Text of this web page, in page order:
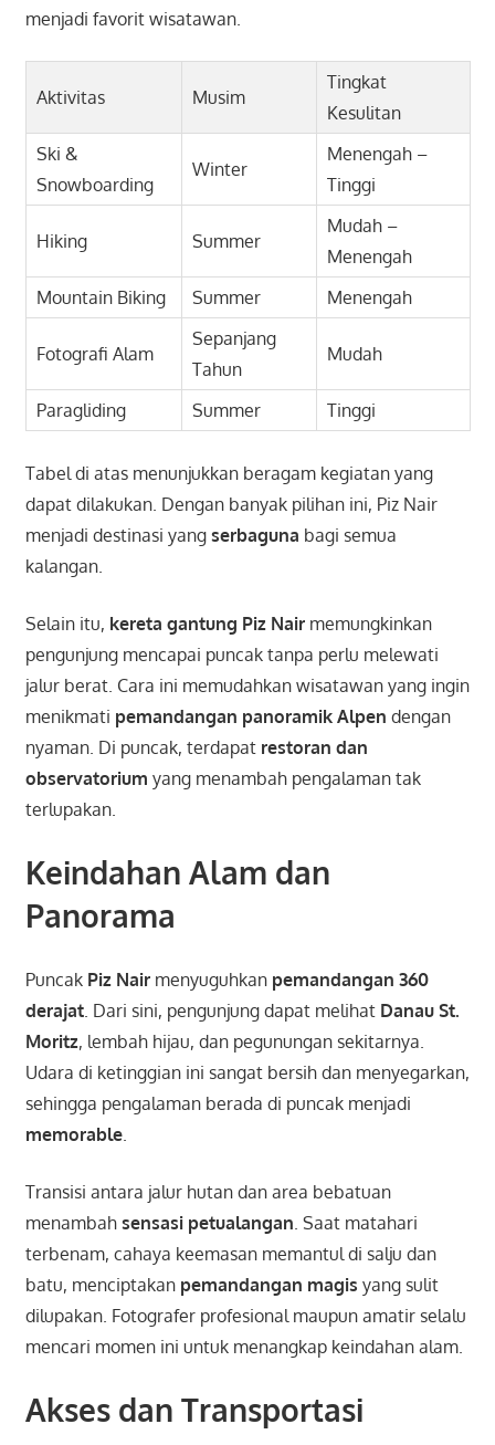
menjadi favorit wisatawan.
Aktivitas Musim
Tingkat
Kesulitan
Ski &
Snowboarding
Winter
Menengah –
Tinggi
Hiking Summer
Mudah –
Menengah
Mountain Biking
Summer Menengah
Fotografi Alam
Sepanjang
Tahun
Mudah
Paragliding Summer Tinggi
Tabel di atas menunjukkan beragam kegiatan yang
dapat dilakukan. Dengan banyak pilihan ini, Piz Nair
menjadi destinasi yang serbaguna bagi semua
kalangan.
Selain itu, kereta gantung Piz Nairmemungkinkan
pengunjung mencapai puncak tanpa perlu melewati
jalur berat. Cara ini memudahkan wisatawan yang ingin
menikmati pemandangan panoramik Alpen dengan
nyaman. Di puncak, terdapat restoran dan
observatorium yang menambah pengalaman tak
terlupakan.
Keindahan Alam dan
Panorama
Puncak Piz Nairmenyuguhkan pemandangan 360
derajat. Dari sini, pengunjung dapat melihat Danau St.
Moritz, lembah hijau, dan pegunungan sekitarnya.
Udara di ketinggian ini sangat bersih dan menyegarkan,
sehingga pengalaman berada di puncak menjadi
memorable.
Transisi antara jalur hutan dan area bebatuan
menambah sensasi petualangan . Saat matahari
terbenam, cahaya keemasan memantul di salju dan
batu, menciptakan pemandangan magis yang sulit
dilupakan. Fotografer profesional maupun amatir selalu
mencari momen ini untuk menangkap keindahan alam.
Akses dan Transportasi